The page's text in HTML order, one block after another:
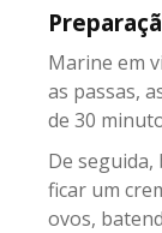
Marine em
as passas,
de 30
De seguida,
ficar um
ovos,